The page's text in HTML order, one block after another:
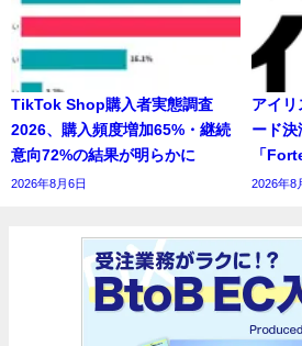
TikTok Shop購入者実態調査
2026、購入頻度増加65%・継続
意向72%の結果が明らかに
2026年8月6日
アイリ
ード決
「
2026年8